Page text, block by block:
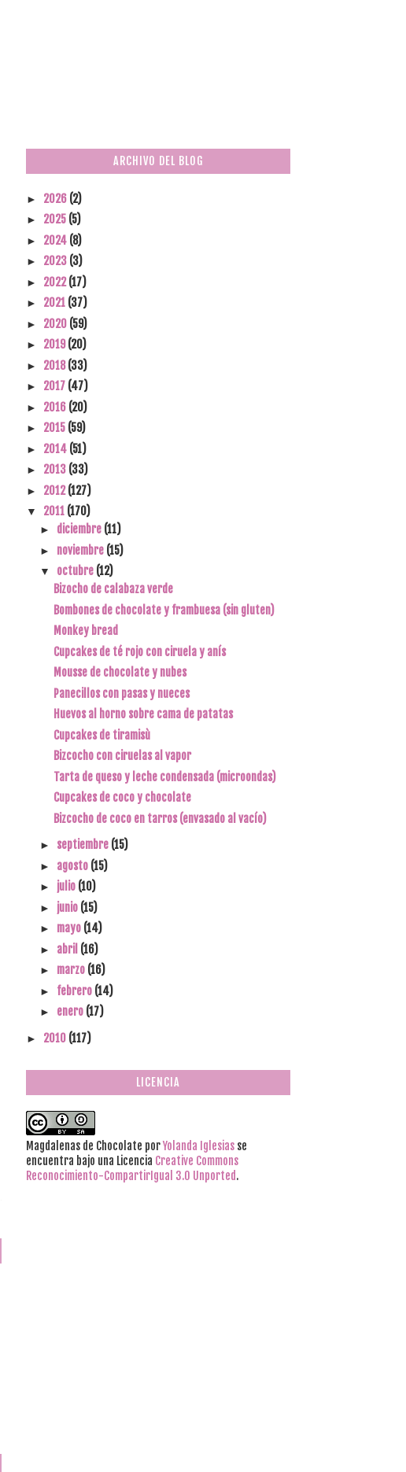
ARCHIVO DEL BLOG
► 2026 (2)
► 2025 (5)
► 2024 (8)
► 2023 (3)
► 2022(17)
► 2021 (37)
► 2020 (59)
► 2019(20)
► 2018(33)
► 2017 (47)
► 2016 (20)
► 2015 (59)
► 2014 (51)
► 2013 (33)
► 2012(127)
▼ 2011 (170)
► diciembre (11)
► noviembre (15)
▼ octubre (12)
Bizocho de calabaza verde
Bombones de chocolate y frambuesa (sin gluten)
Monkey bread
Cupcakes de té rojo con ciruela y anís
Mousse de chocolate y nubes
Panecillos con pasas y nueces
Huevos al horno sobre cama de patatas
Cupcakes de tiramisù
Bizcocho con ciruelas al vapor
Tarta de queso y leche condensada (microondas)
Cupcakes de coco y chocolate
Bizcocho de coco en tarros (envasado al vacío)
► septiembre (15)
► agosto (15)
► julio (10)
► junio (15)
► mayo (14)
► abril (16)
► marzo (16)
► febrero (14)
► enero (17)
► 2010 (117)
LICENCIA
Magdalenas de Chocolate porYolanda Iglesias se
encuentra bajo una Licencia Creative Commons
Reconocimiento-CompartirIgual 3.0 Unported.